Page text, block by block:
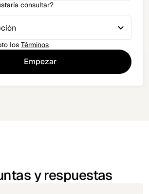
consultar?
los Términos
y respuestas